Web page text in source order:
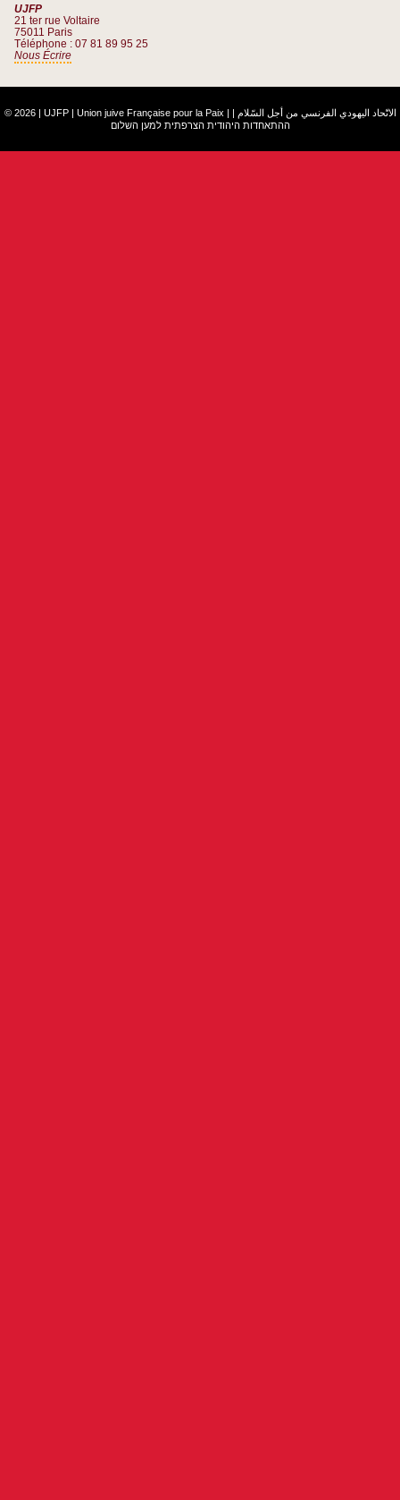
UJFP
21 ter rue Voltaire
75011 Paris
Téléphone : 07 81 89 95 25
Nous Écrire
© 2026 | UJFP | Union juive Française pour la Paix | الاتّحاد اليهودي الفرنسي من أجل السّلام |
ההתאחדות היהודית הצרפתית למען השלום